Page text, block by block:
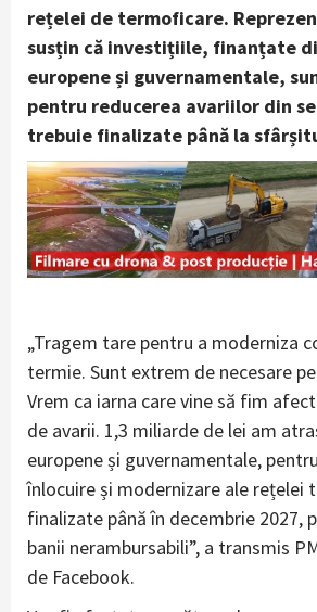
rețelei de termoficare.
susțin că investițiile, finanțate
europene și guvernamentale,
pentru reducerea avariilor din
trebuie finalizate până la
„Tragem tare pentru a moderniza
termie. Sunt extrem de necesare
Vrem ca iarna care vine să fim
de avarii. 1,3 miliarde de lei am
europene și guvernamentale,
înlocuire și modernizare ale rețelei
finalizate până în decembrie 2027,
banii nerambursabili”, a transmis
de Facebook.